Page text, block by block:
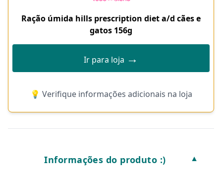
Ração úmida hills prescription diet a/d cães e
gatos 156g
Ir para loja →
💡 Verifique informações adicionais na loja
Informações do produto :) ▼